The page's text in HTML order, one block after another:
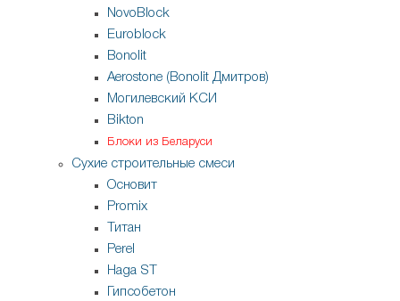
NovoBlock
Euroblock
Bonolit
Aerostone (Bonolit Дмитров)
Могилевский КСИ
Bikton
Блоки из Беларуси
Сухие строительные смеси
Основит
Promix
Титан
Perel
Haga ST
Гипсобетон